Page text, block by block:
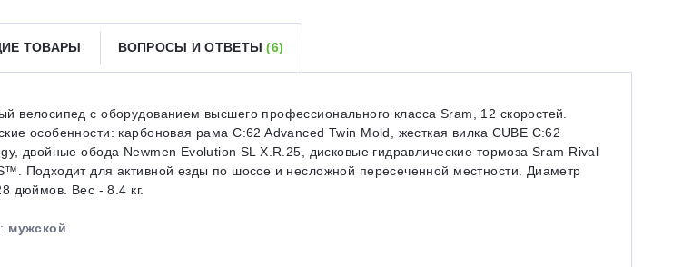
ТОВАРЫ ВОПРОСЫ И ОТВЕТЫ(6)
велосипед с оборудованием высшего профессионального класса Sram, 12 скоростей.
особенности: карбоновая рама C:62 Advanced Twin Mold, жесткая вилка CUBE C:62
двойные обода Newmen Evolution SL X.R.25, дисковые гидравлические тормоза Sram Rival
Подходит для активной езды по шоссе и несложной пересеченной местности. Диаметр
дюймов. Вес - 8.4 кг.
мужской
% будутсписываться
Плайтом